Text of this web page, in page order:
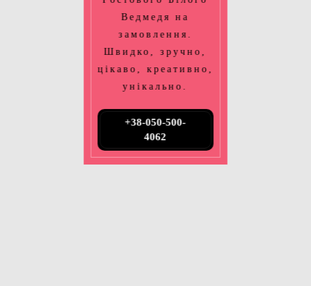
Ведмедя на
замовлення.
Швидко, зручно,
цікаво, креативно,
унікально.
+38-050-500-
4062